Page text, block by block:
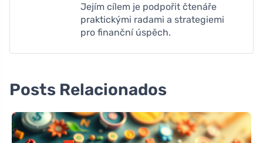
Jejím cílem je podpořit čtenáře
praktickými radami a strategiemi
pro finanční úspěch.
Posts Relacionados